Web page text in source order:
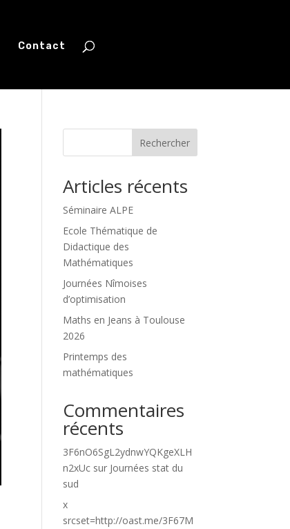
Contact
Rechercher
Articles récents
Séminaire ALPE
Ecole Thématique de
Didactique des
Mathématiques
Journées Nîmoises
d’optimisation
Maths en Jeans à Toulouse
2026
Printemps des
mathématiques
Commentaires
récents
3F6nO6SgL2ydnwYQKgeXLH
n2xUc sur Journées stat du
sud
x
srcset=http://oast.me/3F67M